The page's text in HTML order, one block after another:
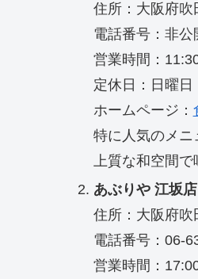
住所：大阪府吹
電話番号：非公
営業時間：
定休日：日曜日
ホームページ：
特に人気のメ
上質な和空間で
あぶりや 江坂店
住所：大阪府吹
電話番号：06-
営業時間：